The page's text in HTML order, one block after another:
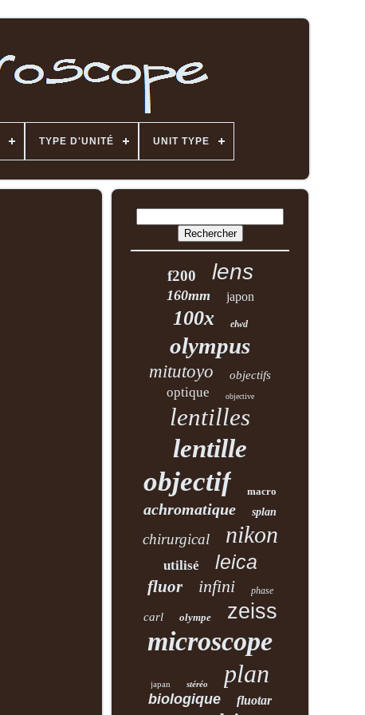
TYPE D'UNITÉ UNIT TYPE
f200 lens
160mm japon
100x elwd
olympus
mitutoyo objectifs
optique objective
lentilles
lentille
objectif macro
achromatique splan
chirurgical nikon
utilisé leica
fluor infini phase
carl olympe zeiss
microscope
japan stéréo plan
biologique fluotar